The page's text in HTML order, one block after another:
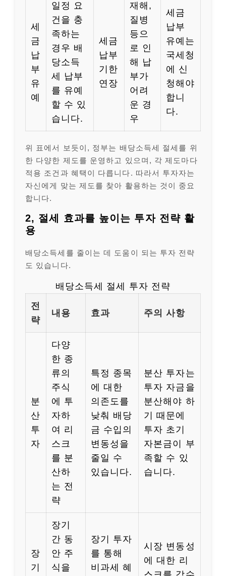
세
금
납
부
유
예
일정 요
건을 충
족하는
경우 배
당소득
세 납부
를 유예
할 수 있
습니다.
세금
납부
기한
연장
재해,
질병
등으
로 인
해 납
부가
어려
운 경
우
세금
납부
유예는
국세청
에 신
청해야
합니
다.
위 표에서 보듯이, 정부는 배당소득세 절세를 위
한 다양한 제도를 운영하고 있으며, 각 제도마다
적용 조건과 혜택이 다릅니다. 따라서 투자자는
자신에게 맞는 제도를 찾아 활용하는 것이 중요
합니다.
2, 절세 효과를 높이는 투자 전략 활
용
배당소득세를 줄이는 데 도움이 되는 투자 전략
도 있습니다.
배당소득세 절세 투자 전략
전
략
내용 효과 주의 사항
분
산
투
자
다양
한 종
류의
주식
에 투
자하
여 리
스크
를 분
산하
는 전
략
특정 종목
에 대한
의존도를
낮춰 배당
금 수입의
변동성을
줄일 수
있습니다.
분산 투자는
투자 자금을
분산해야 하
기 때문에
투자 초기
자본금이 부
족할 수 있
습니다.
장
기
장기
간 동
안 주
식을
장기 투자
를 통해
비과세 혜
시장 변동성
에 대한 리